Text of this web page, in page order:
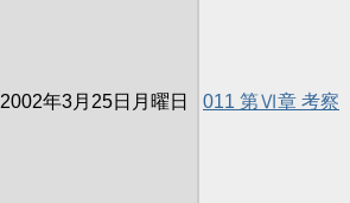
2002年3月25日月曜日 011 第Ⅵ章 考察